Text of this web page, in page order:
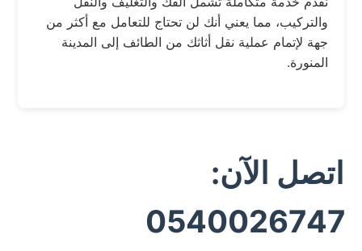
والتركيب، مما يعني أنك لن تحتاج للتعامل مع أكثر من
جهة لإتمام عملية نقل أثاثك من الطائف إلى المدينة
المنورة.
اتصل الآن:
0540026747